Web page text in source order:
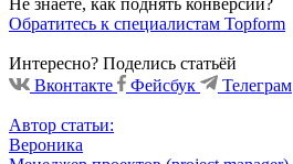
Не знаете, как поднять конверсии?
Обратитесь к специалистам Topform
Интересно? Поделись статьёй
Вконтакте
Фейсбук Телеграм
Автор статьи:
Вероника